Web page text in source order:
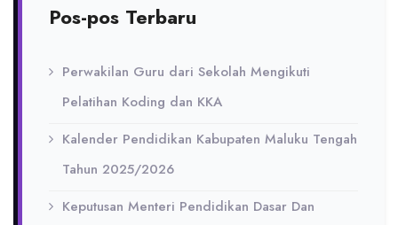
Pos-pos Terbaru
Perwakilan Guru dari Sekolah Mengikuti
Pelatihan Koding dan KKA
Kalender Pendidikan Kabupaten Maluku Tengah
Tahun 2025/2026
Keputusan Menteri Pendidikan Dasar Dan